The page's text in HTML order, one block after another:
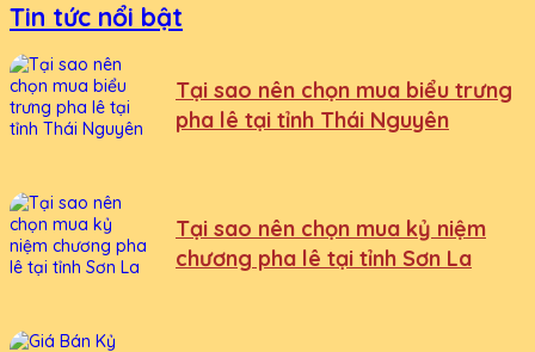
Tin tức nổi bật
Tại sao nên chọn mua biểu trưng
pha lê tại tỉnh Thái Nguyên
Tại sao nên chọn mua kỷ niệm
chương pha lê tại tỉnh Sơn La